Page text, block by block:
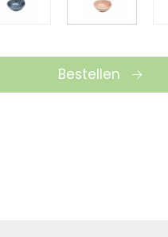
Bestellen